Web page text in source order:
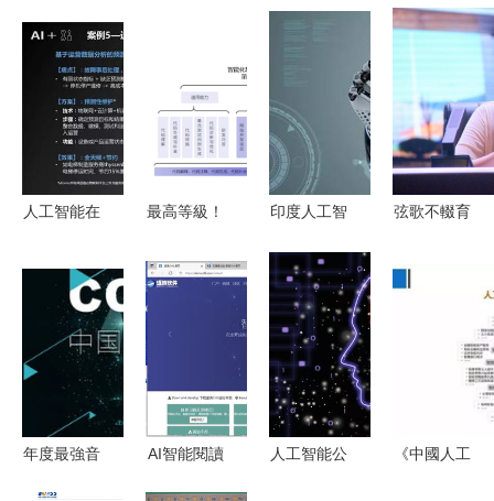
人工智能在
用軟件開發
與產業發展
深度研究報
最高等級！
代碼大模型
通過首批評
發新范式
印度人工智
技術探索到
應用開發的
戰略轉型
弦歌不輟育
2025級新
生開啟人工
件學習之旅
年度最強音
AI智能閱讀
人工智能公
《中國人工